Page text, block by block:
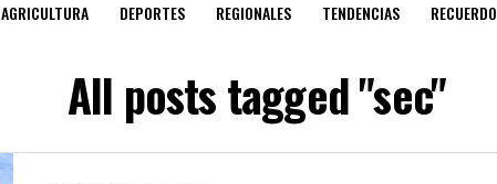
AGRICULTURA DEPORTES REGIONALES TENDENCIAS RECUERDO
All posts tagged "sec"